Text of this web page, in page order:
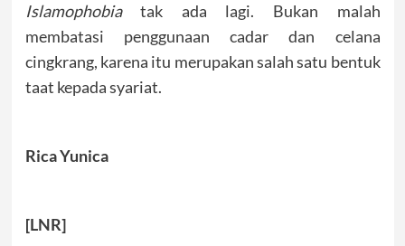
Islamophobiatak ada lagi. Bukan malah
membatasi penggunaan cadar dan celana
cingkrang, karena itu merupakan salah satu bentuk
taat kepada syariat.
Rica Yunica
[LNR]